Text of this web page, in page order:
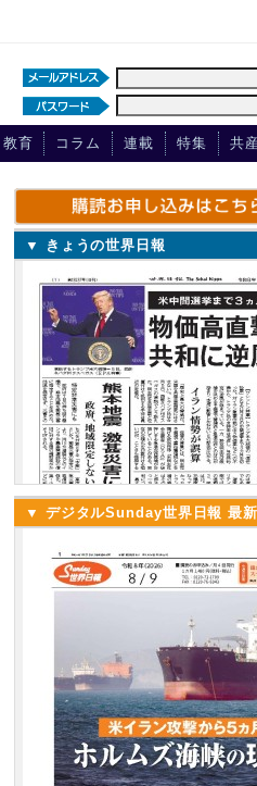
教育 コラム 連載 特集 共
▼ きょうの世界日報
▼ デジタルSunday世界日報 最